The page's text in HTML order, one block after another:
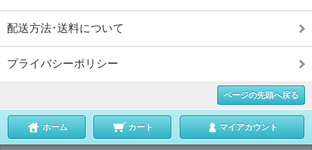
配送方法･送料について
プライバシーポリシー
ページの先頭へ戻る
ホーム カート マイアカウント